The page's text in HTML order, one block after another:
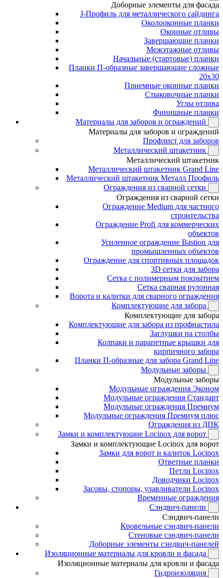
Доборные элементы для фасада
J-Профиль для металлического сайдинга
Околооконные планки
Оконные отливы
Завершающие планки
Межэтажные отливы
Начальные (стартовые) планки
Планки П-образные завершающие сложные
20x30
Приемные оконные планки
Стыковочные планки
Углы отлива
Финишные планки
Материалы для заборов и ограждений
Материалы для заборов и ограждений
Профлист для заборов
Металлический штакетник
Металлический штакетник
Металлический штакетник Grand Line
Металлический штакетник Металл Профиль
Ограждения из сварной сетки
Ограждения из сварной сетки
Ограждение Medium для частного
строительства
Ограждение Profi для коммерческих
объектов
Усиленное ограждение Bastion для
промышленных объектов
Ограждение для спортивных площадок
3D сетки для забора
Сетка с полимерным покрытием
Сетка сварная рулонная
Ворота и калитки для сварного ограждения
Комплектующие для забора
Комплектующие для забора
Комплектующие для забора из профнастила
Заглушки на столбы
Колпаки и парапетные крышки для
кирпичного забора
Планки П-образные для забора Grand Line
Модульные заборы
Модульные заборы
Модульные ограждения Эконом
Модульные ограждения Стандарт
Модульные ограждения Премиум
Модульные ограждения Премиум плюс
Ограждения из ДПК
Замки и комплектующие Locinox для ворот
Замки и комплектующие Locinox для ворот
Замки для ворот и калиток Locinox
Ответные планки
Петли Locinox
Доводчики Locinox
Засовы, стопоры, улавливатели Locinox
Временные ограждения
Сэндвич-панели
Сэндвич-панели
Кровельные сэндвич-панели
Стеновые сэндвич-панели
Доборные элементы сэндвич-панелей
Изоляционные материалы для кровли и фасада
Изоляционные материалы для кровли и фасада
Гидроизоляция